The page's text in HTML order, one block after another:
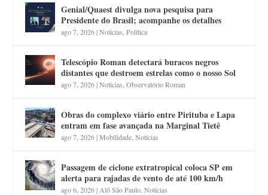
Genial/Quaest divulga nova pesquisa para
Presidente do Brasil; acompanhe os detalhes
ago 7, 2026|Notícias ,Política
Telescópio Roman detectará buracos negros
distantes que destroem estrelas como o nosso Sol
ago 7, 2026|Notícias ,Observatório Roman
Obras do complexo viário entre Pirituba e Lapa
entram em fase avançada na Marginal Tietê
ago 7, 2026|Mobilidade ,Notícias
Passagem de ciclone extratropical coloca SP em
alerta para rajadas de vento de até 100 km/h
ago 6, 2026| Alô São Paulo ,Notícias